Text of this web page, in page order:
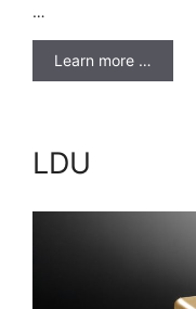
…
Learn more …
LDU